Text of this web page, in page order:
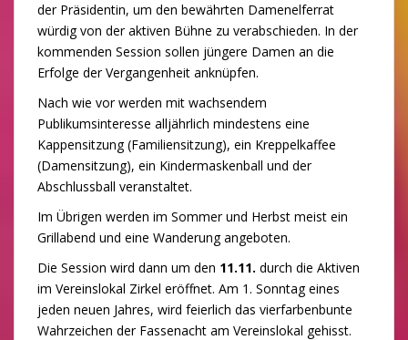
der Präsidentin, um den bewährten Damenelferrat
würdig von der aktiven Bühne zu verabschieden. In der
kommenden Session sollen jüngere Damen an die
Erfolge der Vergangenheit anknüpfen.
Nach wie vor werden mit wachsendem
Publikumsinteresse alljährlich mindestens eine
Kappensitzung (Familiensitzung), ein Kreppelkaffee
(Damensitzung), ein Kindermaskenball und der
Abschlussball veranstaltet.
Im Übrigen werden im Sommer und Herbst meist ein
Grillabend und eine Wanderung angeboten.
Die Session wird dann um den 11.11. durch die Aktiven
im Vereinslokal Zirkel eröffnet. Am 1. Sonntag eines
jeden neuen Jahres, wird feierlich das vierfarbenbunte
Wahrzeichen der Fassenacht am Vereinslokal gehisst.